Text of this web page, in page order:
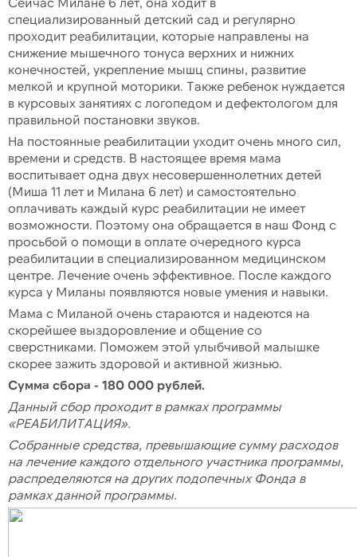
специализированный детский сад и регулярно
проходит реабилитации, которые направлены на
снижение мышечного тонуса верхних и нижних
конечностей, укрепление мышц спины, развитие
мелкой и крупной моторики. Также ребенок нуждается
в курсовых занятиях с логопедом и дефектологом для
правильной постановки звуков.
На постоянные реабилитации уходит очень много сил,
времени и средств. В настоящее время мама
воспитывает одна двух несовершеннолетних детей
(Миша 11 лет и Милана 6 лет) и самостоятельно
оплачивать каждый курс реабилитации не имеет
возможности. Поэтому она обращается в наш Фонд с
просьбой о помощи в оплате очередного курса
реабилитации в специализированном медицинском
центре. Лечение очень эффективное. После каждого
курса у Миланы появляются новые умения и навыки.
Мама с Миланой очень стараются и надеются на
скорейшее выздоровление и общение со
сверстниками. Поможем этой улыбчивой малышке
скорее зажить здоровой и активной жизнью.
Сумма сбора - 180 000 рублей.
Данный сбор проходит в рамках программы
«РЕАБИЛИТАЦИЯ».
Собранные средства, превышающие сумму расходов
на лечение каждого отдельного участника программы,
распределяются на других подопечных Фонда в
рамках данной программы.